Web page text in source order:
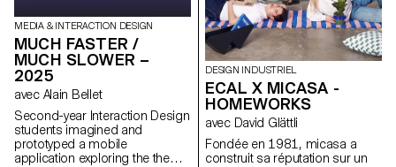
MEDIA & INTERACTION DESIGN
MUCH FASTER /
MUCH SLOWER –
2025
avec Alain Bellet
Second-year Interaction Design
students imagined and
prototyped a mobile
application exploring the theme
DESIGN INDUSTRIEL
ECAL X MICASA -
HOMEWORKS
avec David Glättli
Fondée en 1981, micasa a
construit sa réputation sur un